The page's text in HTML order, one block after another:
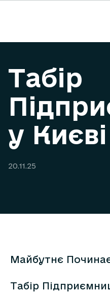
Табір
у Києві
20.11.25
Майбутнє
Табір